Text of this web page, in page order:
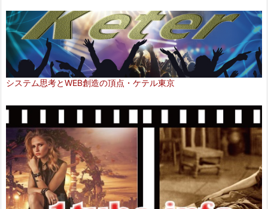
システム思考とWEB創造の頂点・ケテル東京